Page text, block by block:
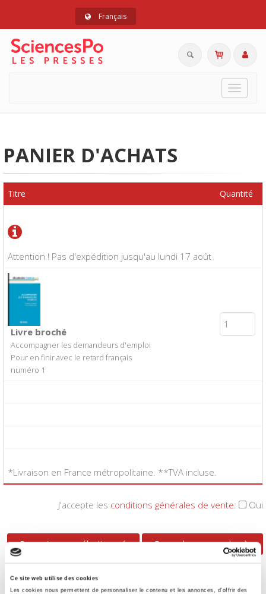
Ce site web utilise des cookies
Les cookies nous permettent de personnaliser le contenu et les annonces, d'offrir des
Français
Toggle
PANIER D'ACHATS
Attention ! Pas d'expédition jusqu'au lundi 17 août
Titre Quantité
Livre broché
Accompagner les demandeurs d'emploi
Pour en finir avec le retard français
numéro 1
*Livraison en France métropolitaine. **TVA incluse.
J'accepte les conditions générales de vente: Oui
Poursuivre ma sélection Passer la commande